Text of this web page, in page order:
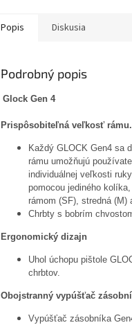
Popis Diskusia
Podrobný popis
Glock Gen 4
Prispôsobiteľná veľkosť rámu.
Každý GLOCK Gen4 sa
rámu umožňujú
individuálnej veľkosti ruky.
pomocou jediného
rámom (SF), stredná (M)
Chrbty s bobrím
Ergonomický dizajn
Uhol úchopu pištole
chrbtov.
Obojstranný vypúšťač
Vypúšťač zásobníka